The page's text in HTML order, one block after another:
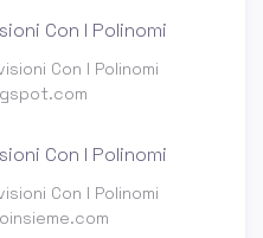
Con I Polinomi
Con I Polinomi